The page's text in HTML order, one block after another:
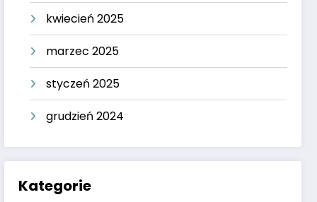
kwiecień 2025
marzec 2025
styczeń 2025
grudzień 2024
Kategorie